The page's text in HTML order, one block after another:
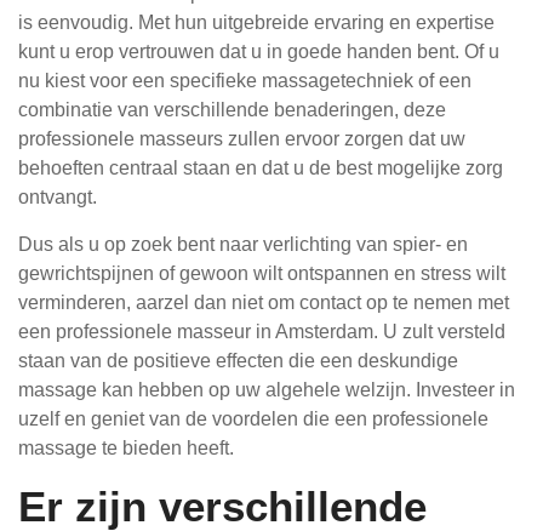
is eenvoudig. Met hun uitgebreide ervaring en expertise
kunt u erop vertrouwen dat u in goede handen bent. Of u
nu kiest voor een specifieke massagetechniek of een
combinatie van verschillende benaderingen, deze
professionele masseurs zullen ervoor zorgen dat uw
behoeften centraal staan en dat u de best mogelijke zorg
ontvangt.
Dus als u op zoek bent naar verlichting van spier- en
gewrichtspijnen of gewoon wilt ontspannen en stress wilt
verminderen, aarzel dan niet om contact op te nemen met
een professionele masseur in Amsterdam. U zult versteld
staan van de positieve effecten die een deskundige
massage kan hebben op uw algehele welzijn. Investeer in
uzelf en geniet van de voordelen die een professionele
massage te bieden heeft.
Er zijn verschillende